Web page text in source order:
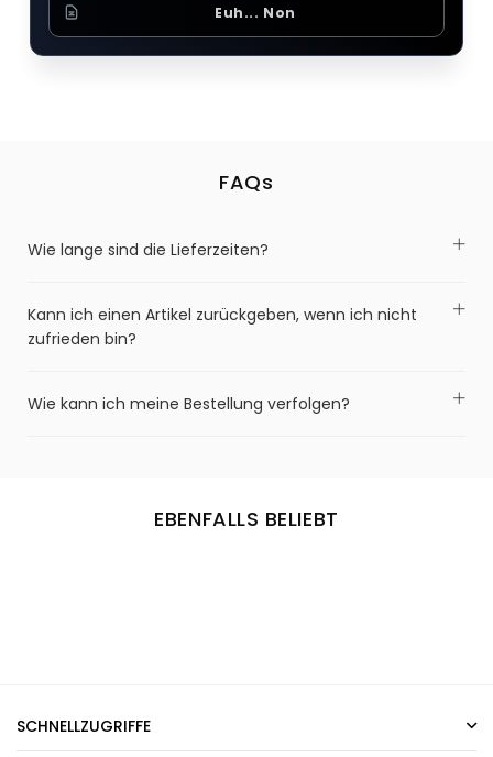
Euh... Non
FAQs
Wie lange sind die Lieferzeiten?
Kann ich einen Artikel zurückgeben, wenn ich nicht
zufrieden bin?
Wie kann ich meine Bestellung verfolgen?
EBENFALLS BELIEBT
SCHNELLZUGRIFFE